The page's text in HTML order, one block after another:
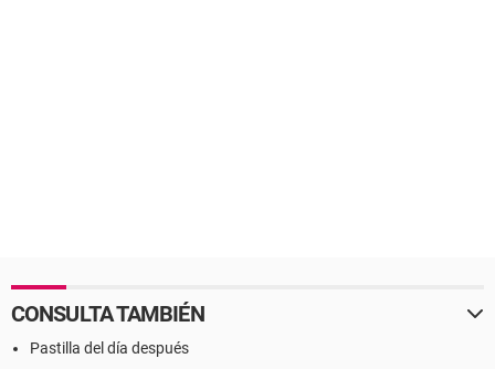
CONSULTA TAMBIÉN
Pastilla del día después